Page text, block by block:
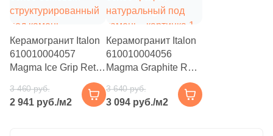
Черный (53)
Шоколадный ( 53)
Продолжить поиск в каталоге
Керамогранит Italon
610010004057
Magma Ice Grip Ret /
Магма Айс Грип Рет
60x60 бежевый
структурированный
3 460 руб.
2 941 руб./м2
Керамогранит Italon
610010004056
Magma Graphite Ret /
Магма Графит Рет
60x60 графит
натуральный под
3 640 руб.
3 094 руб./м2